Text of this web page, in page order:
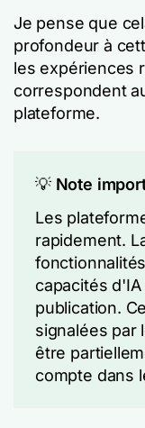
Je pense que
profondeur à
les expériences
correspondent
plateforme.
💡 Note
Les
rapidement.
capacités
publication.
signalées par
être
compte dans